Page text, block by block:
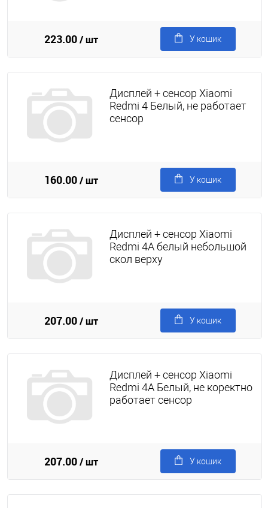
223.00/ шт У кошик
Дисплей + сенсор Xiaomi
Redmi 4 Белый, не работает
сенсор
160.00/ шт У кошик
Дисплей + сенсор Xiaomi
Redmi 4A белый небольшой
скол верху
207.00/ шт У кошик
Дисплей + сенсор Xiaomi
Redmi 4A Белый, не коректно
работает сенсор
207.00/ шт У кошик